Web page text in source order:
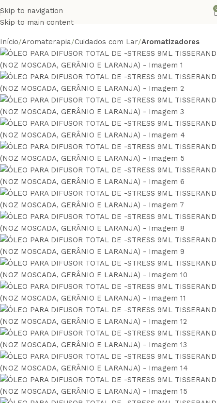
Skip to navigation
Skip to main content
Início Aromaterapia Cuidados com Lar Aromatizadores